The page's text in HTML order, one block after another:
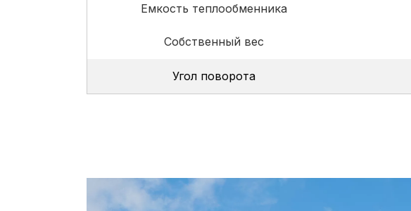
Емкость теплообменника
Собственный вес
Угол поворота